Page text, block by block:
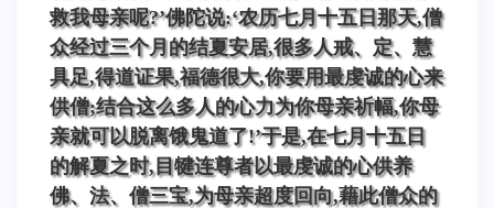
救我母亲呢?’佛陀说:‘农历七月十五日那天,僧
众经过三个月的结夏安居,很多人戒、定、慧
具足,得道证果,福德很大,你要用最虔诚的心来
供僧;结合这么多人的心力为你母亲祈幅,你母
亲就可以脱离饿鬼道了!’于是,在七月十五日
的解夏之时,目犍连尊者以最虔诚的心供养
佛、法、僧三宝,为母亲超度回向,藉此僧众的